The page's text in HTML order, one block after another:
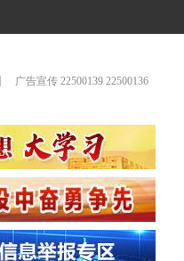
广告宣传 22500139 22500136